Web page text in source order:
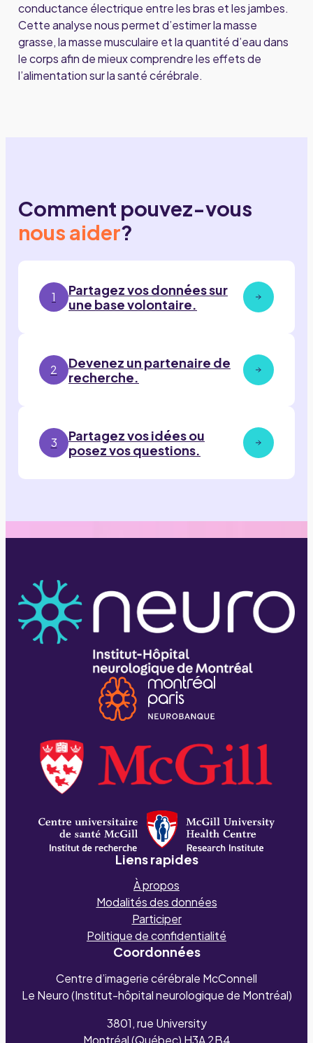
conductance électrique entre les bras et les jambes.
Cette analyse nous permet d’estimer la masse
grasse, la masse musculaire et la quantité d’eau dans
le corps afin de mieux comprendre les effets de
l’alimentation sur la santé cérébrale.
Comment pouvez-vous
nous aider?
1
Partagez vos données sur
une base volontaire.
2
Devenez un partenaire de
recherche.
3
Partagez vos idées ou
posez vos questions.
Liens rapides
À propos
Modalités des données
Participer
Politique de confidentialité
Coordonnées
Centre d’imagerie cérébrale McConnell
Le Neuro (Institut-hôpital neurologique de Montréal)
3801, rue University
Montréal (Québec) H3A 2B4